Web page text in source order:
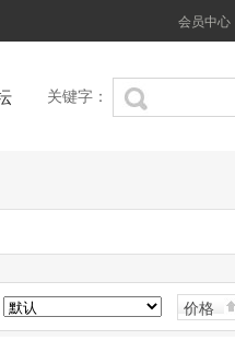
会员中心
关键字：
价格